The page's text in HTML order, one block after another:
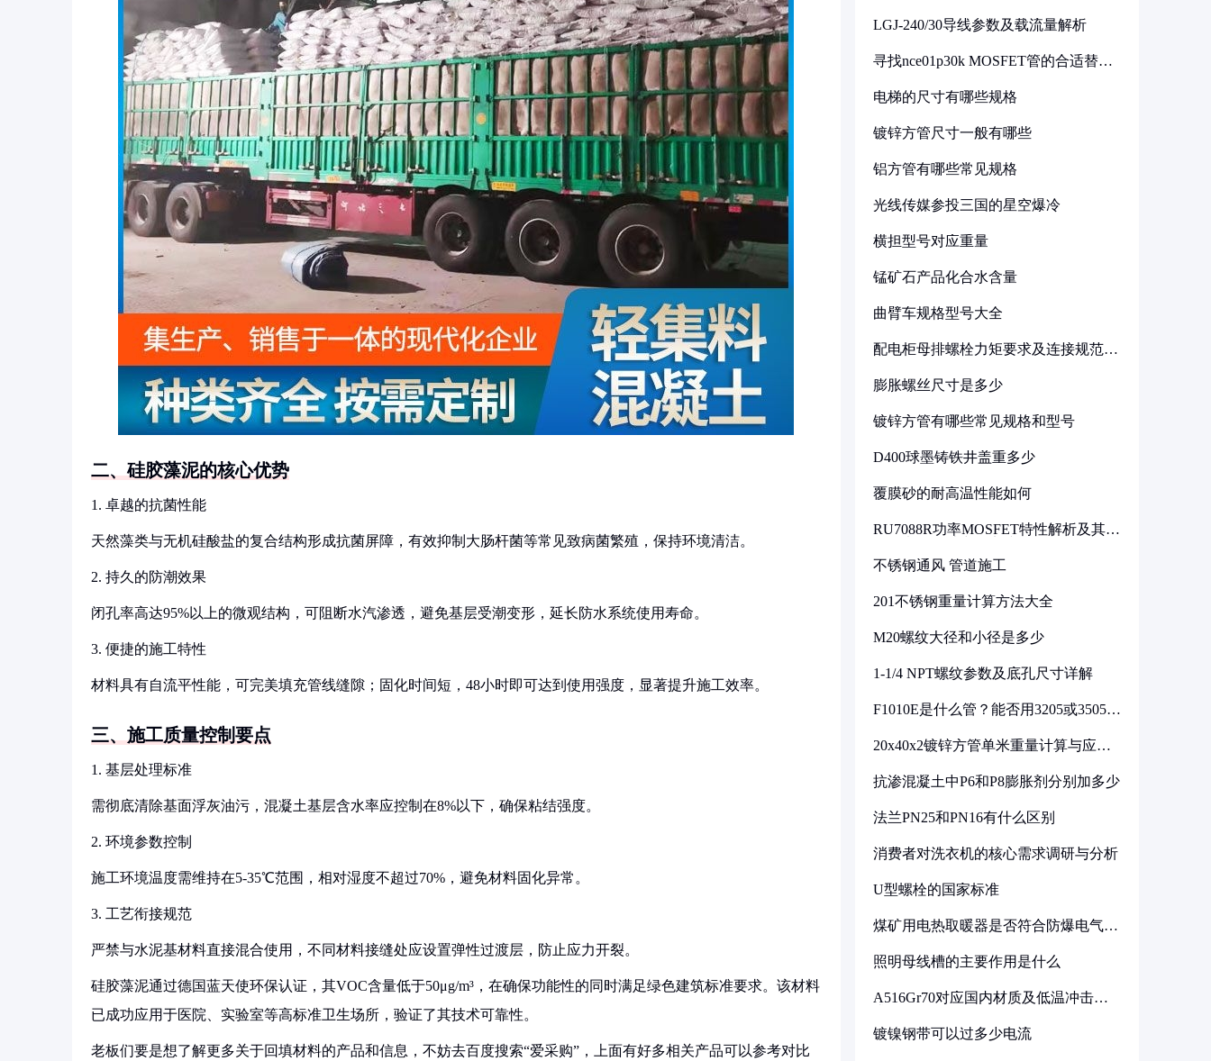
二、硅胶藻泥的核心优势
1. 卓越的抗菌性能
天然藻类与无机硅酸盐的复合结构形成抗菌屏障，有效抑制大肠杆菌等常见致病菌繁殖，保持环境清洁。
2. 持久的防潮效果
闭孔率高达95%以上的微观结构，可阻断水汽渗透，避免基层受潮变形，延长防水系统使用寿命。
3. 便捷的施工特性
材料具有自流平性能，可完美填充管线缝隙；固化时间短，48小时即可达到使用强度，显著提升施工效率。
三、施工质量控制要点
1. 基层处理标准
需彻底清除基面浮灰油污，混凝土基层含水率应控制在8%以下，确保粘结强度。
2. 环境参数控制
施工环境温度需维持在5-35℃范围，相对湿度不超过70%，避免材料固化异常。
3. 工艺衔接规范
严禁与水泥基材料直接混合使用，不同材料接缝处应设置弹性过渡层，防止应力开裂。
硅胶藻泥通过德国蓝天使环保认证，其VOC含量低于50μg/m³，在确保功能性的同时满足绿色建筑标准要求。该材料
已成功应用于医院、实验室等高标准卫生场所，验证了其技术可靠性。
老板们要是想了解更多关于回填材料的产品和信息，不妨去百度搜索“爱采购”，上面有好多相关产品可以参考对比
LGJ-240/30导线参数及载流量解析
寻找nce01p30k MOSFET管的合适替代
电梯的尺寸有哪些规格
镀锌方管尺寸一般有哪些
铝方管有哪些常见规格
光线传媒参投三国的星空爆冷
横担型号对应重量
锰矿石产品化合水含量
曲臂车规格型号大全
配电柜母排螺栓力矩要求及连接规范详
膨胀螺丝尺寸是多少
镀锌方管有哪些常见规格和型号
D400球墨铸铁井盖重多少
覆膜砂的耐高温性能如何
RU7088R功率MOSFET特性解析及其在
不锈钢通风 管道施工
201不锈钢重量计算方法大全
M20螺纹大径和小径是多少
1-1/4 NPT螺纹参数及底孔尺寸详解
F1010E是什么管？能否用3205或3505代
20x40x2镀锌方管单米重量计算与应用
抗渗混凝土中P6和P8膨胀剂分别加多少
法兰PN25和PN16有什么区别
消费者对洗衣机的核心需求调研与分析
U型螺栓的国家标准
煤矿用电热取暖器是否符合防爆电气设
照明母线槽的主要作用是什么
A516Gr70对应国内材质及低温冲击要
镀镍钢带可以过多少电流